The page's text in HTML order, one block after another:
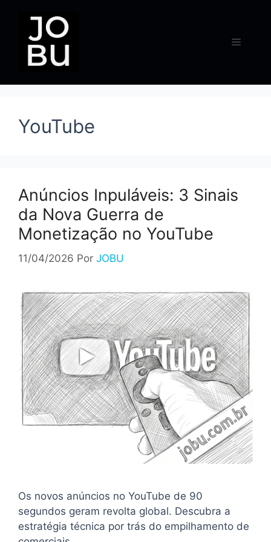
conteúdo
Menu
YouTube
Anúncios Inpuláveis: 3 Sinais
da Nova Guerra de
Monetização no YouTube
11/04/2026 Por JOBU
Os novos anúncios no YouTube de 90
segundos geram revolta global. Descubra a
estratégia técnica por trás do empilhamento de